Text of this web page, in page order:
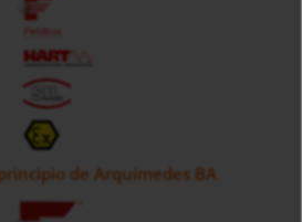
de Arquímedes BA